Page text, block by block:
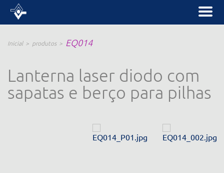
Inicial produtos EQ014
Lanterna laser diodo com
sapatas e berço para pilhas